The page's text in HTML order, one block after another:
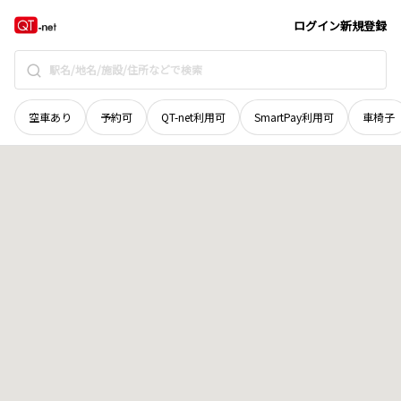
ログイン新規登録
空車あり 予約可 QT-net利用可 SmartPay利用可 車椅子
山口県